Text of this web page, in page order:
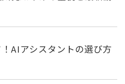
AIアシスタントの選び方